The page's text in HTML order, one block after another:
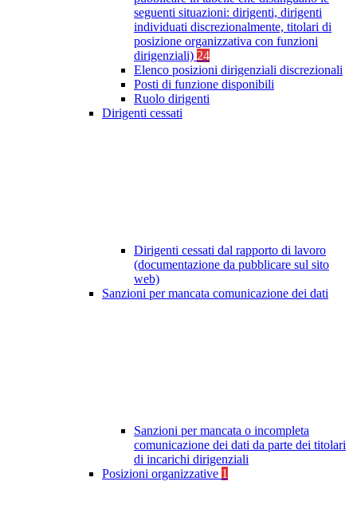
seguenti situazioni: dirigenti, dirigenti
individuati discrezionalmente, titolari di
posizione organizzativa con funzioni
dirigenziali) 24
Elenco posizioni dirigenziali discrezionali
Posti di funzione disponibili
Ruolo dirigenti
Dirigenti cessati
Dirigenti cessati dal rapporto di lavoro
(documentazione da pubblicare sul sito
web)
Sanzioni per mancata comunicazione dei dati
Sanzioni per mancata o incompleta
comunicazione dei dati da parte dei titolari
di incarichi dirigenziali
Posizioni organizzative 1